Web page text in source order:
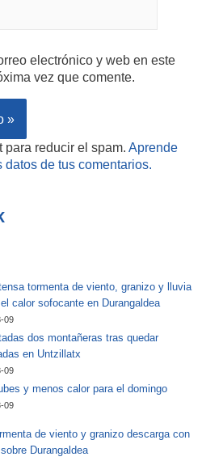
electrónico y web en este
vez que comente.
para reducir el spam. Aprende
de tus comentarios.
tormenta de viento, granizo y lluvia
calor sofocante en Durangaldea
09
dos montañeras tras quedar
en Untzillatx
09
y menos calor para el domingo
09
de viento y granizo descarga con
Durangaldea